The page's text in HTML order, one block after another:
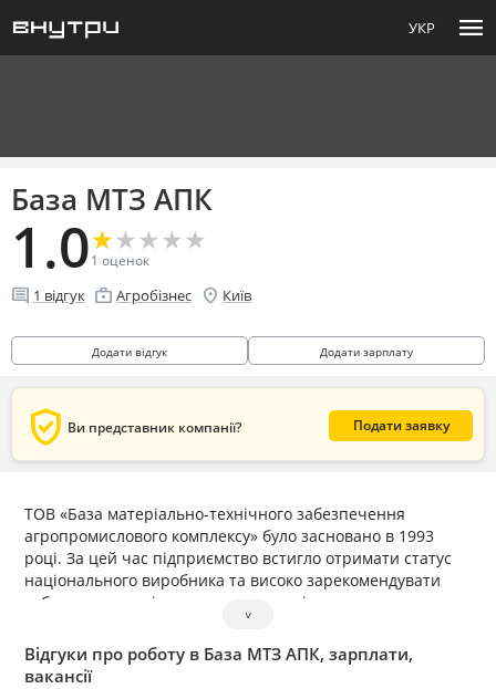
УКР menu
База МТЗ АПК
1.0★
★★
★★
★★
★★
★
1 оценок
comment 1 відгук enterprise Агробізнес location_on Київ
Додати відгук Додати зарплату
verified_user Ви представник компанії? Подати заявку
ТОВ «База матеріально-технічного забезпечення
агропромислового комплексу» було засновано в 1993
році. За цей час підприємство встигло отримати статус
національного виробника та високо зарекомендувати
себе як на внутрішньому ринку, так і за кордоном.
Виробничі потужності підприємства розташовані в 50 км
від Києва у селі Шевченкове. Основним напрямком
діяльності компанії є переробка зернових культур. ТОВ
˅
Відгуки про роботу в База МТЗ АПК, зарплати,
вакансії